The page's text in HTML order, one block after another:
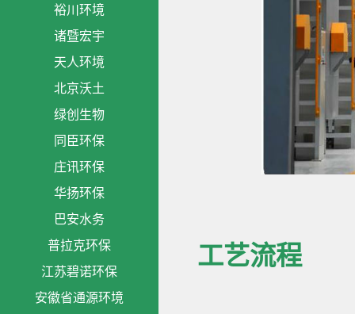
裕川环境
诸暨宏宇
天人环境
北京沃土
绿创生物
同臣环保
庄讯环保
华扬环保
巴安水务
普拉克环保
江苏碧诺环保
安徽省通源环境
工艺流程